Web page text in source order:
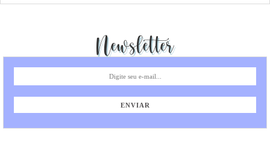
Newsletter